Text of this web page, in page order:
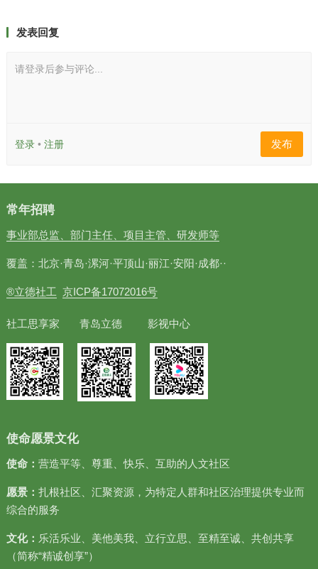
发表回复
请登录后参与评论...
登录• 注册 发布
常年招聘
事业部总监、部门主任、项目主管、研发师等
覆盖：北京·青岛·漯河·平顶山·丽江·安阳·成都··
®立德社工 京ICP备17072016号
社工思享家 青岛立德 影视中心
使命愿景文化
使命： 营造平等、尊重、快乐、互助的人文社区
愿景： 扎根社区、汇聚资源，为特定人群和社区治理提供专业而
综合的服务
文化： 乐活乐业、美他美我、立行立思、至精至诚、共创共享
（简称“精诚创享”）